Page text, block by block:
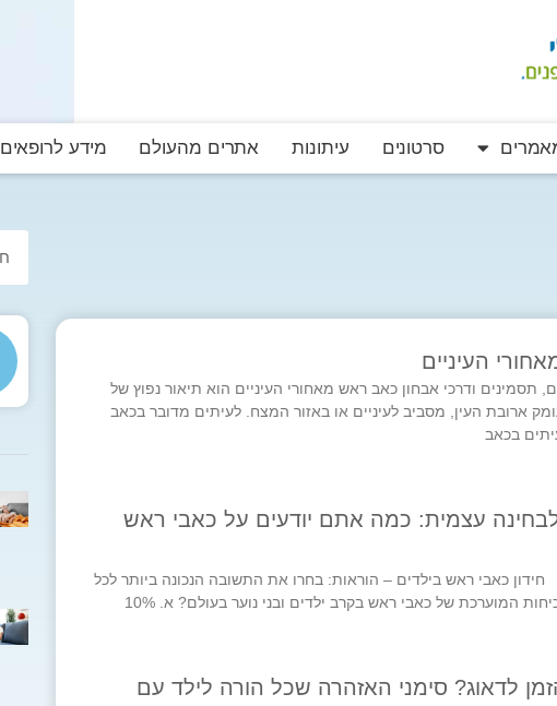
סרטונים עיתונות אתרים מהעולם מידע לרופאים
העיניים
תסמינים ודרכי אבחון כאב ראש מאחורי העיניים הוא תיאור נפוץ של
ארובת העין, מסביב לעיניים או באזור המצח. לעיתים מדובר בכאב
בכאב
לבחינה עצמית: כמה אתם יודעים על כאבי ראש
כאבי ראש בילדים – הוראות: בחרו את התשובה הנכונה ביותר לכל
המוערכת של כאבי ראש בקרב ילדים ובני נוער בעולם? א. 10%
לדאוג? סימני האזהרה שכל הורה לילד עם